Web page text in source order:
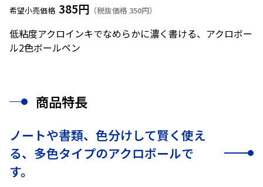
希望小売価格 385円 （税抜価格 350円）
低粘度アクロインキでなめらかに濃く書ける、アクロボー
ル2色ボールペン
商品特長
ノートや書類、色分けして賢く使え
る、多色タイプのアクロボールで
す。